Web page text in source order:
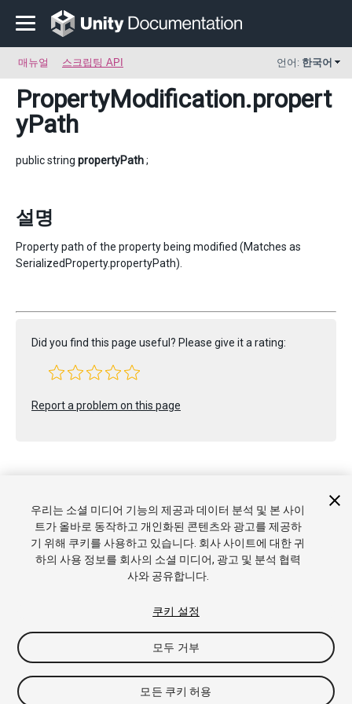
매뉴얼 스크립팅 API 언어: 한국어
PropertyModification.propert
yPath
public string propertyPath;
설명
Property path of the property being modified (Matches as
SerializedProperty.propertyPath).
Did you find this page useful? Please give it a rating:
Report a problem on this page
Copyright © 2022 Unity Technologies. Publication 2023.1
튜토리얼
커뮤니티 답변 기술 자료 포럼 에셋 스토어
및 이용약관
법률정보 개인정보처리방침 쿠키
내 개인정보 판
쿠키 기본 설정
우리는 소셜 미디어 기능의 제공과 데이터 분석 및 본 사이
트가 올바로 동작하고 개인화된 콘텐츠와 광고를 제공하
기 위해 쿠키를 사용하고 있습니다. 회사 사이트에 대한 귀
하의 사용 정보를 회사의 소셜 미디어, 광고 및 분석 협력
사와 공유합니다.
쿠키 설정
모두 거부
모든 쿠키 허용